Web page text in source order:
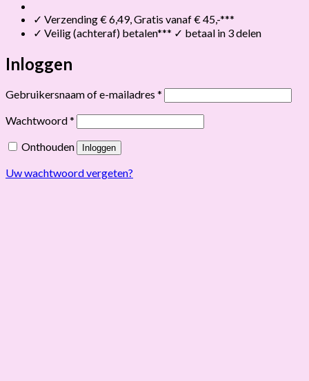
✓ Verzending € 6,49, Gratis vanaf € 45,-***
✓ Veilig (achteraf) betalen*** ✓ betaal in 3 delen
Inloggen
Gebruikersnaam of e-mailadres * Vereist
Wachtwoord* Vereist
Onthouden Inloggen
Uw wachtwoord vergeten?